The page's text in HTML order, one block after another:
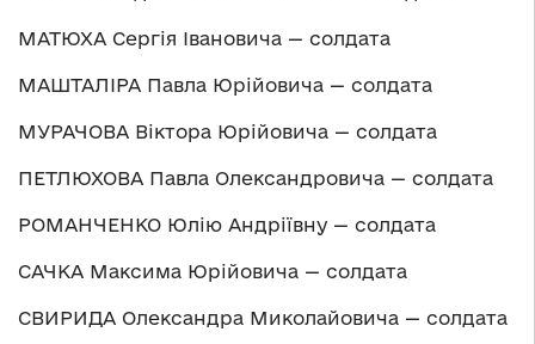
МАТЮХА Сергія Івановича — солдата
МАШТАЛІРА Павла Юрійовича — солдата
МУРАЧОВА Віктора Юрійовича — солдата
ПЕТЛЮХОВА Павла Олександровича — солдата
РОМАНЧЕНКО Юлію Андріївну — солдата
САЧКА Максима Юрійовича — солдата
СВИРИДА Олександра Миколайовича — солдата